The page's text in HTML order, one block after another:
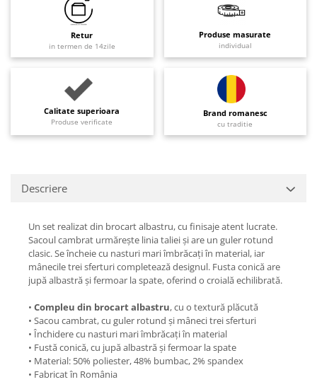
Retur
in termen de 14zile
Produse masurate
individual
Calitate superioara
Produse verificate
Brand romanesc
cu traditie
Descriere
Un set realizat din brocart albastru, cu finisaje atent lucrate.
Sacoul cambrat urmărește linia taliei și are un guler rotund
clasic. Se încheie cu nasturi mari îmbrăcați în material, iar
mânecile trei sferturi completează designul. Fusta conică are
jupă albastră și fermoar la spate, oferind o croială echilibrată.
• Compleu din brocart albastru, cu o textură plăcută
• Sacou cambrat, cu guler rotund și mâneci trei sferturi
• Închidere cu nasturi mari îmbrăcați în material
• Fustă conică, cu jupă albastră și fermoar la spate
• Material: 50% poliester, 48% bumbac, 2% spandex
• Fabricat în România